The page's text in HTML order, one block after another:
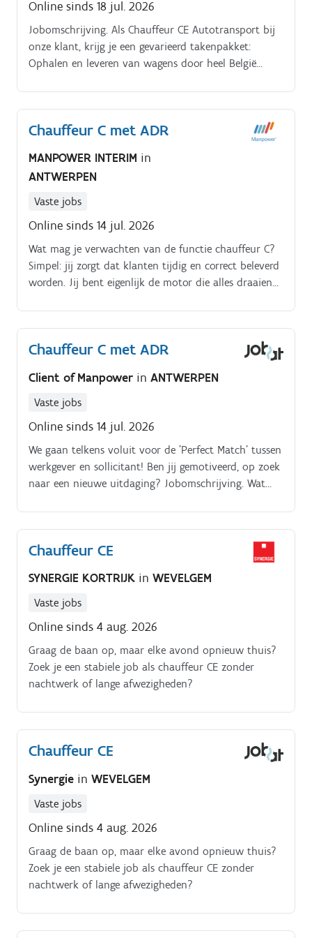
aan een efficiënte en veilige uitvoering van de
logistieke processen Bijdragen aan een positieve
uitstraling van het bedrijf door een professionele
houding en verzorgd voorkomen Aan het einde van
de werkdag de trekker met chassis correct parkeren
op de parking in Genk en het voertuig gebruiksklaar
achterlaten voor de volgende werkdag
Online sinds 18 jul. 2026
Jobomschrijving. Als Chauffeur CE Autotransport bij
onze klant, krijg je een gevarieerd takenpakket:
Ophalen en leveren van wagens door heel België
manier Rijden met een autotransporter Visuele
diagnose uitvoeren: controleren van wagens op
schade en nauwkeurige gegevensinvoer in ons
digitaal platform Betaalde interne opleiding om de
kneepjes van het vak te leren
Chauffeur C met ADR
MANPOWER INTERIM in
ANTWERPEN
Vaste jobs
Online sinds 14 jul. 2026
Wat mag je verwachten van de functie chauffeur C?
Simpel: jij zorgt dat klanten tijdig en correct beleverd
worden. Jij bent eigenlijk de motor die alles draaiende
Chauffeur C met ADR
Client of Manpower in ANTWERPEN
Vaste jobs
Online sinds 14 jul. 2026
We gaan telkens voluit voor de 'Perfect Match' tussen
werkgever en sollicitant! Ben jij gemotiveerd, op zoek
naar een nieuwe uitdaging? Jobomschrijving. Wat
Chauffeur CE
SYNERGIE KORTRIJK in WEVELGEM
Vaste jobs
Online sinds 4 aug. 2026
Graag de baan op, maar elke avond opnieuw thuis?
Zoek je een stabiele job als chauffeur CE zonder
nachtwerk of lange afwezigheden?
Chauffeur CE
Synergie in WEVELGEM
Vaste jobs
Online sinds 4 aug. 2026
Graag de baan op, maar elke avond opnieuw thuis?
Zoek je een stabiele job als chauffeur CE zonder
nachtwerk of lange afwezigheden?